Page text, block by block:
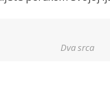
Dva srca